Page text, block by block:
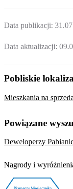
Data publikacji:
Data aktualizacji:
Pobliskie
Mieszkania na
Powiązane
Deweloperzy
Nagrody i